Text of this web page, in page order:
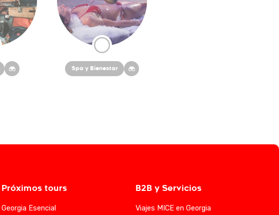
Spa y Bienestar
Próximos tours
Georgia Esencial
B2B y Servicios
Viajes MICE en Georgia